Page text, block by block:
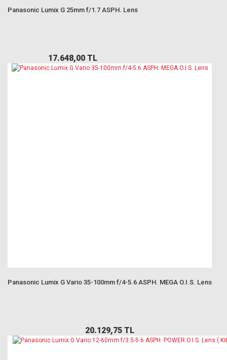
Panasonic Lumix G 25mm f/1.7 ASPH. Lens
17.648,00 TL
Panasonic Lumix G Vario 35-100mm f/4-5.6 ASPH. MEGA O.I.S. Lens
20.129,75 TL